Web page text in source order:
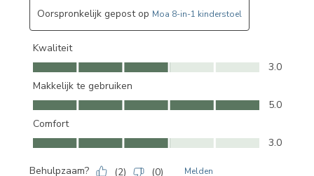
Oorspronkelijk gepost op Moa 8-in-1 kinderstoel
Kwaliteit
Kwaliteit, 3.0 van 5
3.0
Makkelijk te gebruiken
Makkelijk te gebruiken, 5.0 van 5
5.0
Comfort
Comfort, 3.0 van 5
3.0
Behulpzaam? (2) (0) Melden